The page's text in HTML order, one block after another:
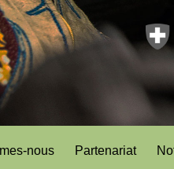
nous Partenariat